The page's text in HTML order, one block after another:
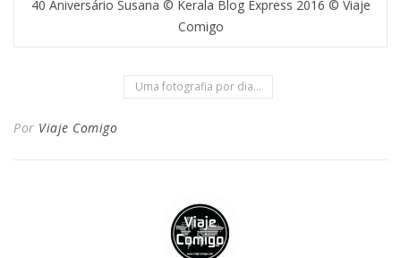
40 Aniversário Susana © Kerala Blog Express 2016 © Viaje
Comigo
Uma fotografia por dia...
Por Viaje Comigo